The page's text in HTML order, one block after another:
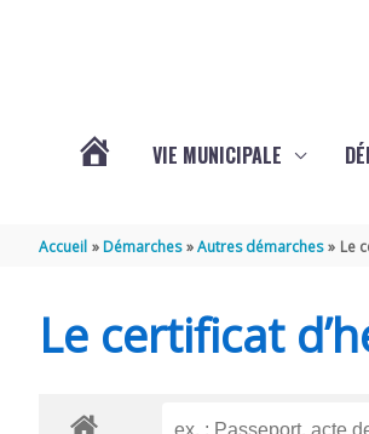
THÉNAC
VIE MUNICIPALE
Accueil Démarches Autres démarches Le
Le certificat